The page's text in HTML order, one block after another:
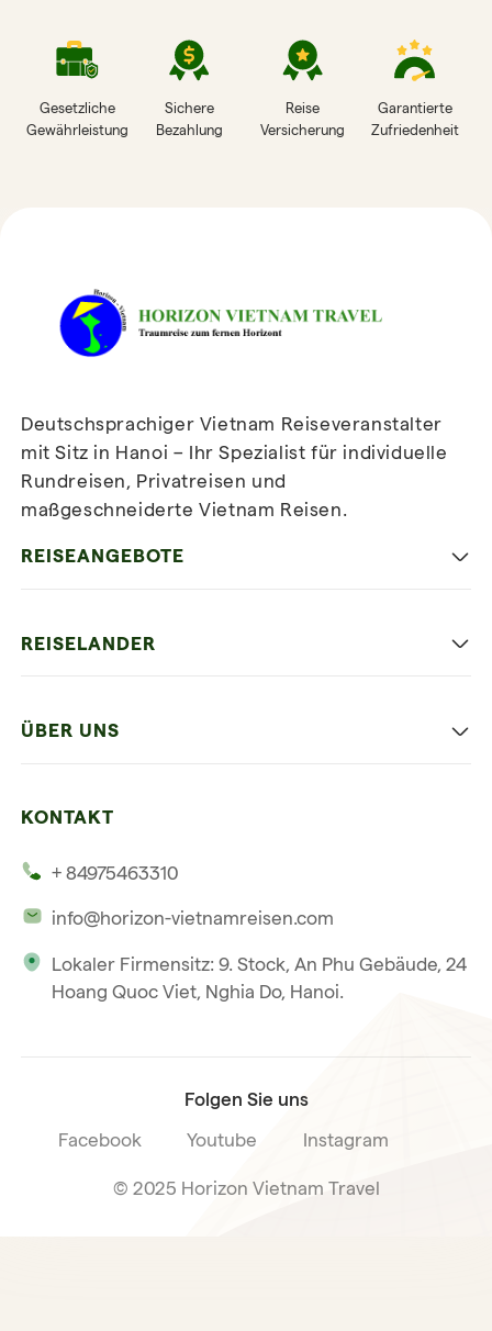
Gesetzliche
Gewährleistung
Sichere
Bezahlung
Reise
Versicherung
Garantierte
Zufriedenheit
Newsletterabonnieren
Deutschsprachiger Vietnam Reiseveranstalter
mit Sitz in Hanoi – Ihr Spezialist für individuelle
Rundreisen, Privatreisen und
maßgeschneiderte Vietnam Reisen.
REISEANGEBOTE
Die Beste Reise
Mehrere Länder
REISELANDER
ÜBER UNS
Unsere internationale Tourismuslizenz
KONTAKT
+ 84975463310
info@horizon-vietnamreisen.com
Lokaler Firmensitz: 9. Stock, An Phu Gebäude, 24
Hoang Quoc Viet, Nghia Do, Hanoi.
Folgen Sie uns
Facebook Youtube Instagram
© 2025 Horizon Vietnam Travel